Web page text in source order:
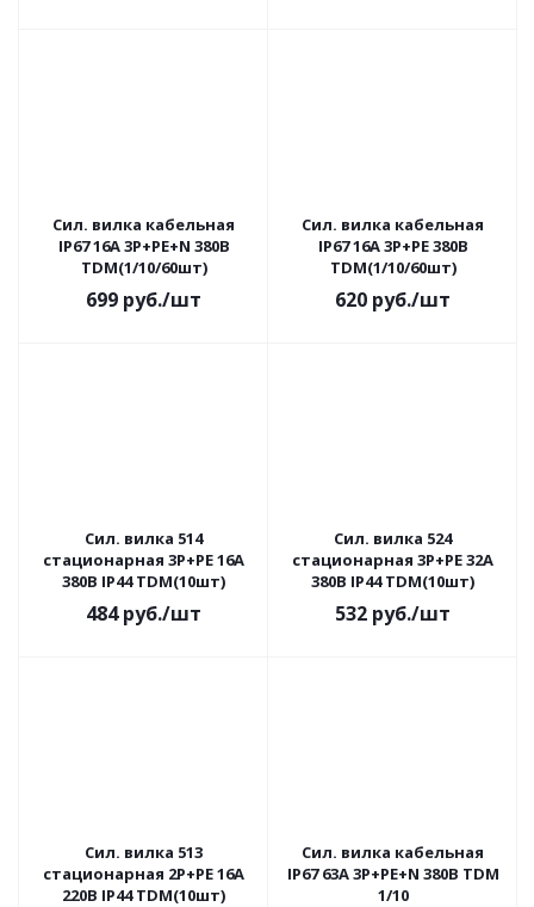
Сил. вилка кабельная
IP67 16А 3Р+РЕ+N 380В
TDM(1/10/60шт)
699 руб./шт
Сил. вилка кабельная
IP67 16А 3Р+РЕ 380В
TDM(1/10/60шт)
620 руб./шт
Сил. вилка 514
стационарная 3Р+РЕ 16А
380В IP44 TDM(10шт)
484руб./шт
Сил. вилка 524
стационарная 3Р+РЕ 32А
380В IP44 TDM(10шт)
532 руб./шт
Сил. вилка 513
стационарная 2Р+РЕ 16А
220В IP44 TDM(10шт)
Сил. вилка кабельная
IP67 63А 3Р+РЕ+N 380В TDM
1/10